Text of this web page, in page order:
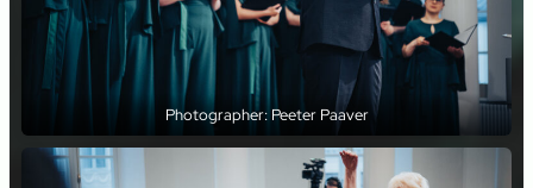
Photographer: Peeter Paaver